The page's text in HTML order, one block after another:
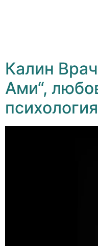
Калин
Ами“,